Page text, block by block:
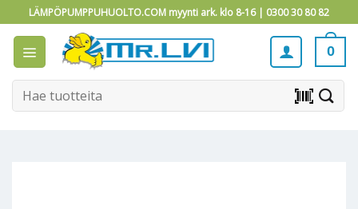
to
content
LÄMPÖPUMPPUHUOLTO.COM myynti ark. klo 8-16 | 0300 30 80 82
0
Etsi: barcode_scanner